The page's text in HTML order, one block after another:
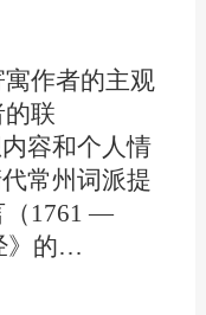
作者的主观
联
容和个人情
常州词派提
（1761 —
》的…